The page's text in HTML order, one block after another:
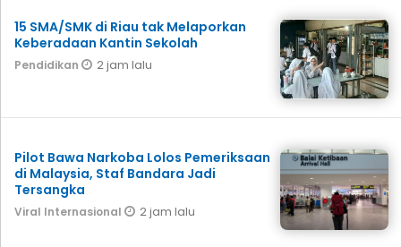
15 SMA/SMK di Riau tak Melaporkan
Keberadaan Kantin Sekolah
Pendidikan 2 jam lalu
Pilot Bawa Narkoba Lolos Pemeriksaan
di Malaysia, Staf Bandara Jadi
Tersangka
Viral Internasional 2 jam lalu